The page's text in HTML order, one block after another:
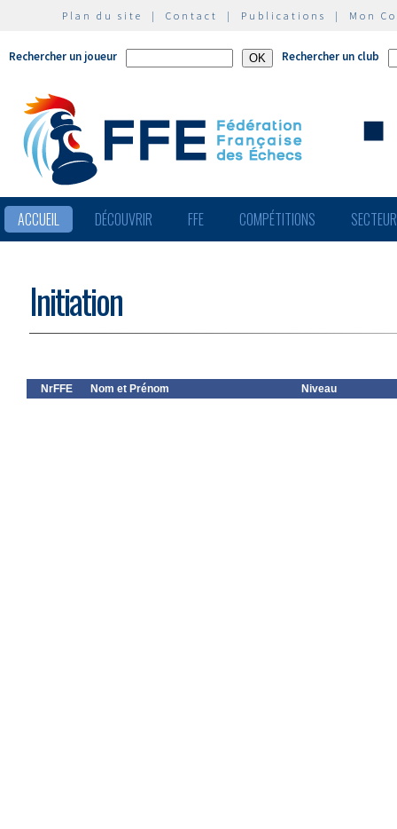
Plan du site | Contact | Publications | Mon
Rechercher un joueur Rechercher un club
ACCUEIL DÉCOUVRIR FFE COMPÉTITIONS
Initiation
NrFFE Nom et Prénom Niveau